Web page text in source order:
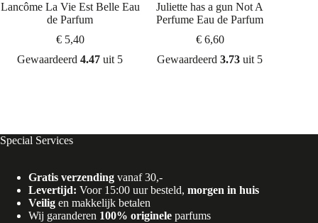
Lancôme La Vie Est Belle Eau
de Parfum
€5,40
Gewaardeerd4.47 uit 5
Juliette has a gun Not A
Perfume Eau de Parfum
€6,60
Gewaardeerd3.73 uit 5
Special Services
Gratis verzending vanaf 30,-
Levertijd: Voor 15:00 uur besteld, morgen in huis
Veilig en makkelijk betalen
Wij garanderen 100% originele parfums